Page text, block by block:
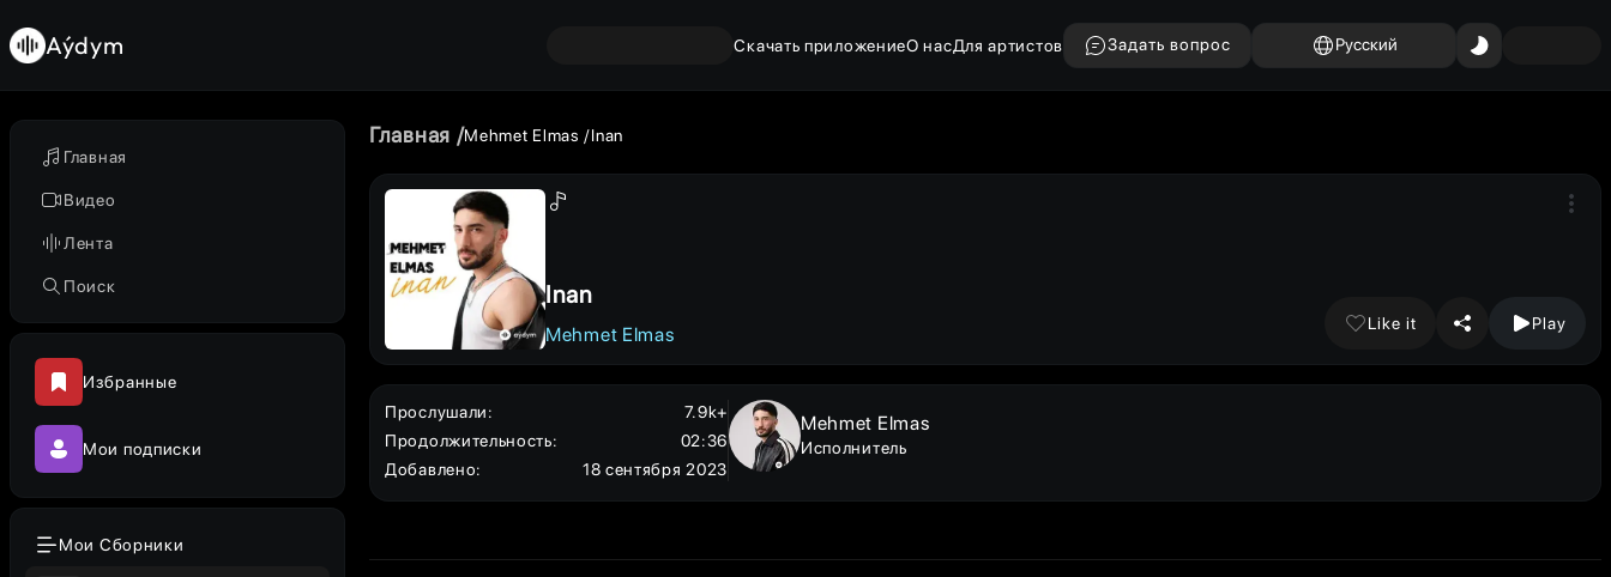
Главная
Видео
Лента
Поиск
Избранные
Мои подписки
Мои Сборники
Aýdym Скачать приложениеО насДля артистов Задать вопрос Русский
Главная Mehmet Elmas Inan
Inan
Mehmet Elmas
Like it Play
Прослушали:
7.9k+
Продолжительность:
02:36
Добавлено: 18 сентября 2023
Mehmet Elmas
Исполнитель